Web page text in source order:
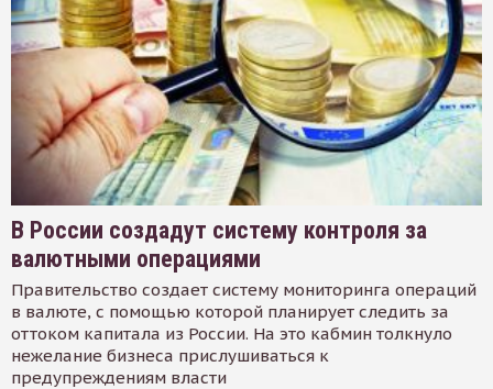
В России создадут систему контроля за
валютными операциями
Правительство создает систему мониторинга операций
в валюте, с помощью которой планирует следить за
оттоком капитала из России. На это кабмин толкнуло
нежелание бизнеса прислушиваться к
предупреждениям власти